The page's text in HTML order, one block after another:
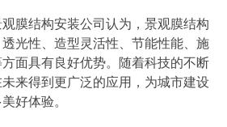
膜结构安装公司认为，景观膜结构
光性、造型灵活性、节能性能、施
面具有良好优势。随着科技的不断
来得到更广泛的应用，为城市建设
好体验。